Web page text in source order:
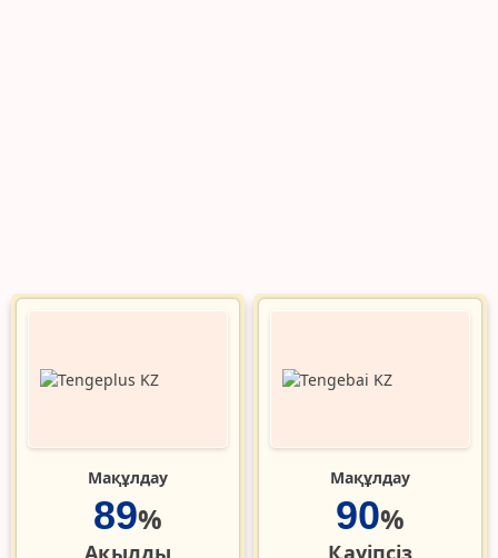
Мақұлдау
89%
Ақылды
Мақұлдау
90%
Қауіпсіз